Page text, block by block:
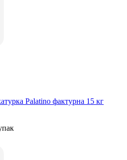
Palatino фактурна 15 кг